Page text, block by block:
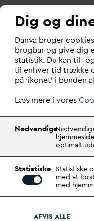
Lars Gadegaard
Dig og
Danva bruger
brugbar og give dig
statistik. Du kan til-
til enhver tid trække
på ‘ikonet’ i bunden
Læs mere i vores
Nødvendige
optimalt
Statistiske Statistiske
med at
med
AFVIS ALLE